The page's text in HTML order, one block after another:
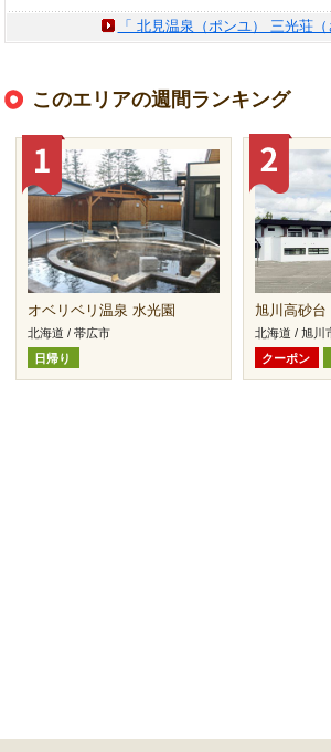
「 北見温泉（ポンユ） 三光荘
このエリアの週間ランキング
オベリベリ温泉 水光園
北海道 / 帯広市
日帰り
旭川高砂台
北海道 / 旭川
クーポン